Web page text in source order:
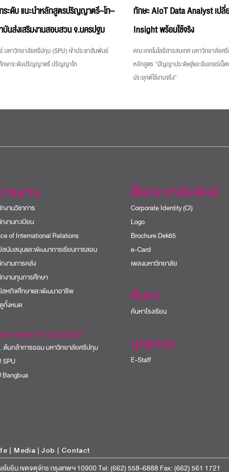
ะดับ แนะนำหลักสูตรปริญญาตรี–โท–
นส่งเสริมงานสอบสวน จ.นครปฐม
มหาวิทยาลัยศรีปทุม (SPU) เข้าประชาสัมพันธ์
กษาระดับปริญญาตรี ปริญญาโท
ทักษะ AIoT Data Analyst เป
Insight พร้อมใช้จริง
คณะเทคโนโลยีสารสนเทศ มหาวิทยาลัยศ
หลักสูตร “ปัญญาประดิษฐ์และอินเทอร์เน็ต
ประยุกต์ใช้งานจริง”
วยงาน
งานวิชาการ
งานทะเบียน
of International Relations
นับสนุนและพัฒนาการเรียนการสอน
งานการคลัง
งานทุนการศึกษา
หกิจศึกษาและพัฒนาอาชีพ
ทั้งหมด
งการและความร่วมมือ
นกล้าการออม มหาวิทยาลัยศรีปทุม
สื่อประชาสัมพันธ์
Corporate Identity (CI)
Logo
Brochure Dek65
e-Card
เพลงมหาวิทยาลัย
ค้นหา
ค้นหาโรงเรียน
บุคลากร
E-Staff
| Media |Job | Contact
ธิน เขตจตุจักร กรุงเทพฯ 10900 Tel: (662) 558-6888 Fax: (662) 561 1721